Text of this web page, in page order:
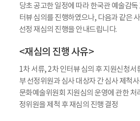
당초 공고한 일정에 따라 한국관 예술감
터뷰 심의를 진행하였으나, 다음과 같은
선정 재심의 진행을 안내드립니다.
<재심의 진행 사유>
1차 서류, 2차 인터뷰 심의 후 지원신청서
부 선정위원과 심사 대상자 간 심사 제척
문화예술위원회 지원심의 운영에 관한 처
정위원을 제척 후 재심의 진행 결정